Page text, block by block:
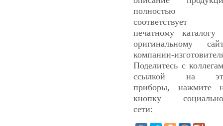
полностью
соответствует
печатному каталогу
оригинальному
компании-
Поделитесь с
ссылкой на
приборы, нажмите
кнопку
сети: